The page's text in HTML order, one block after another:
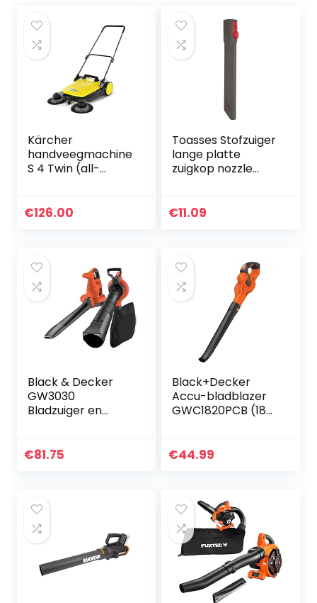
Kärcher
handveegmachine
S 4 Twin (all-
2 zijborstels, 68 cm
€126.00
Toasses Stofzuiger
lange platte
zuigkop nozzle
onderdelen
€11.09
Black & Decker
GW3030
Bladzuiger en
ppvangzak
€81.75
Black+Decker
Accu-bladblazer
GWC1820PCB (18
verwijdert
€44.99